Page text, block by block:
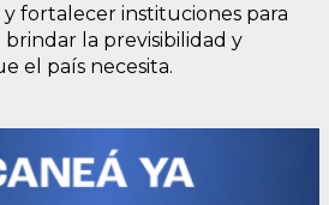
fortalecer instituciones para
brindar la previsibilidad y
el país necesita.